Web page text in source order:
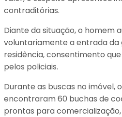
contraditórias.
Diante da situação, o homem
voluntariamente a entrada da
residência, consentimento
pelos policiais.
Durante as buscas no imóvel,
encontraram 60 buchas de
prontas para